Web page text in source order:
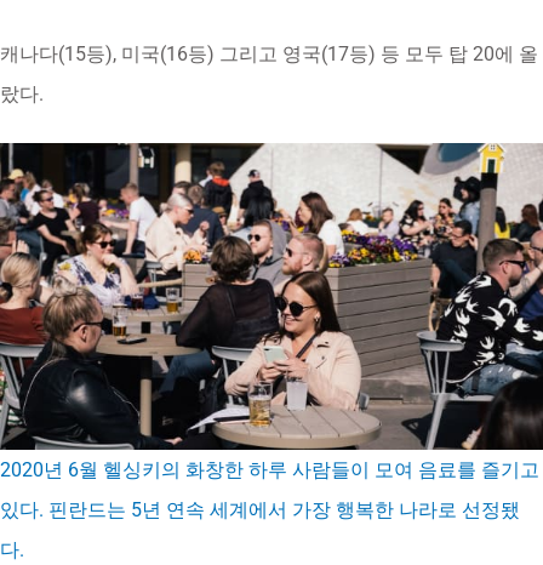
캐나다(15등), 미국(16등) 그리고 영국(17등) 등 모두 탑 20에 올
랐다.
2020년 6월 헬싱키의 화창한 하루 사람들이 모여 음료를 즐기고
있다. 핀란드는 5년 연속 세계에서 가장 행복한 나라로 선정됐
다.